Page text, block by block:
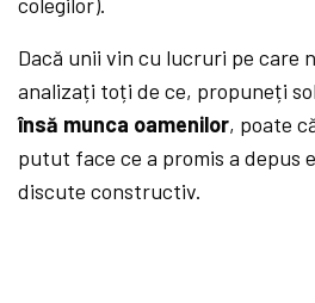
Dacă unii vin cu lucruri pe care
analizați toți de ce, propuneți
însă munca oamenilor, poate
putut face ce a promis a depus
discute constructiv.